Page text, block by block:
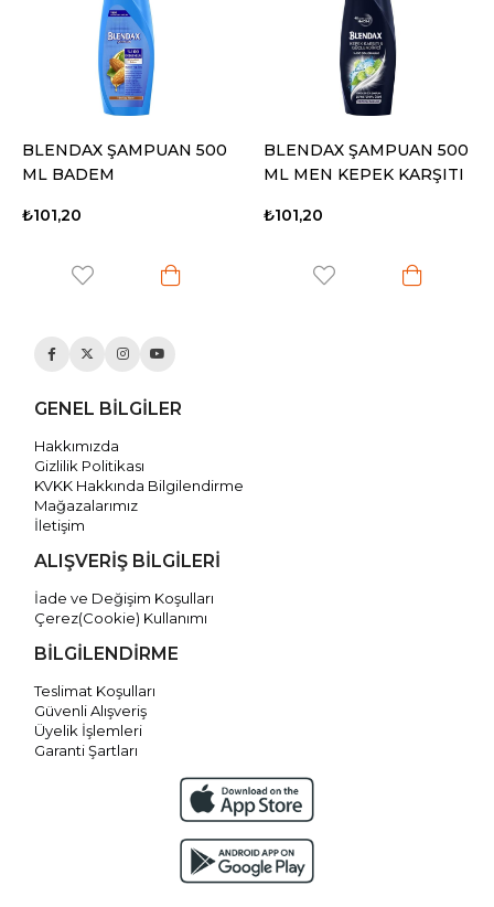
BLENDAX ŞAMPUAN 500
ML BADEM
₺101,20
BLENDAX ŞAMPUAN 500
ML MEN KEPEK KARŞITI
₺101,20
GENEL BİLGİLER
Hakkımızda
Gizlilik Politikası
KVKK Hakkında Bilgilendirme
Mağazalarımız
İletişim
ALIŞVERİŞ BİLGİLERİ
İade ve Değişim Koşulları
Çerez(Cookie) Kullanımı
BİLGİLENDİRME
Teslimat Koşulları
Güvenli Alışveriş
Üyelik İşlemleri
Garanti Şartları